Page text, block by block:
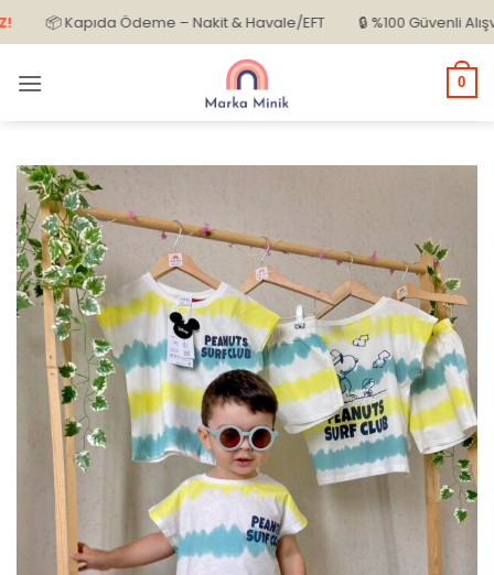
İçeriğe
atla
📦 Kapıda Ödeme – Nakit & Havale/EFT 🔒 %100 Güvenli Alışveriş
0